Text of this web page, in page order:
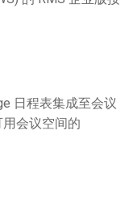
日程表集成至会议
会议空间的